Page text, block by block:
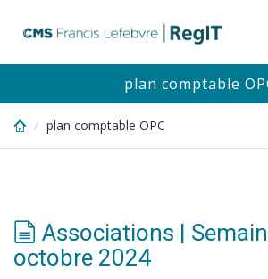
content
plan comptable
plan comptable OPC
Associations |
octobre 2024